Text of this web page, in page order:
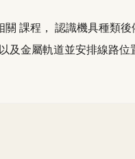
課程， 認識機具種類
金屬軌道並安排線路